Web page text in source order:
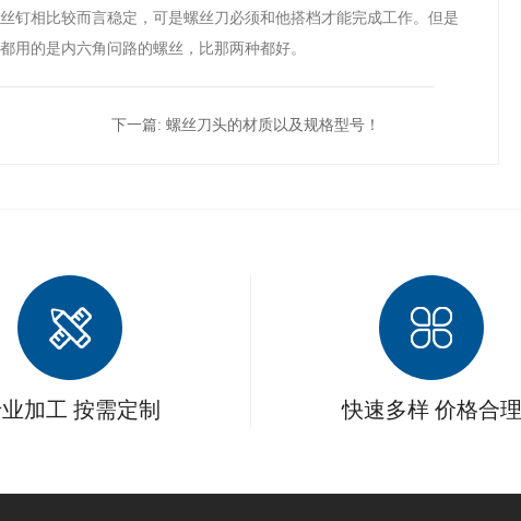
钉相比较而言稳定，可是螺丝刀必须和他搭档才能完成工作。但是
用的是内六角问路的螺丝，比那两种都好。
下一篇: 螺丝刀头的材质以及规格型号！
加工 按需定制 快速多样 价格合理